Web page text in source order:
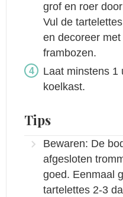
grof en roer
Vul de
en decoreer
frambozen.
Laat minstens 1
koelkast.
Tips
Bewaren: De
afgesloten
goed. Eenmaal
tartelettes 2-3